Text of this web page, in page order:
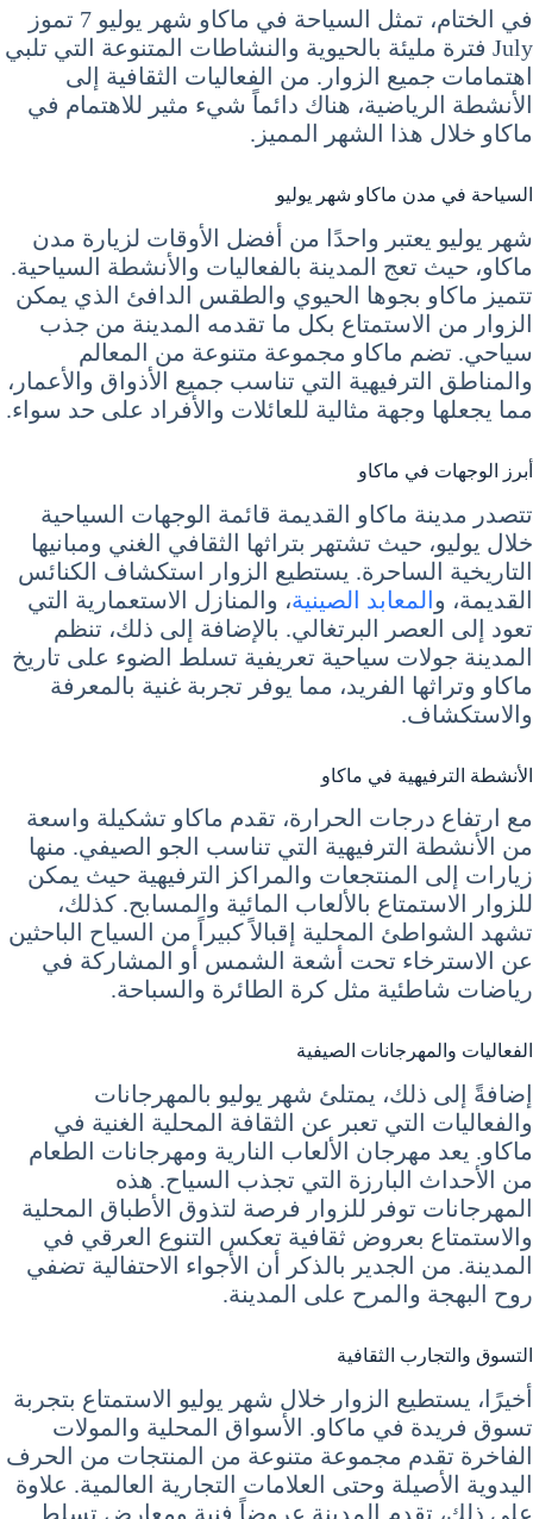
في الختام، تمثل السياحة في ماكاو شهر يوليو 7 تموز
July فترة مليئة بالحيوية والنشاطات المتنوعة التي تلبي
اهتمامات جميع الزوار. من الفعاليات الثقافية إلى
الأنشطة الرياضية، هناك دائماً شيء مثير للاهتمام في
ماكاو خلال هذا الشهر المميز.
السياحة في مدن ماكاو شهر يوليو
شهر يوليو يعتبر واحدًا من أفضل الأوقات لزيارة مدن
ماكاو، حيث تعج المدينة بالفعاليات والأنشطة السياحية.
تتميز ماكاو بجوها الحيوي والطقس الدافئ الذي يمكن
الزوار من الاستمتاع بكل ما تقدمه المدينة من جذب
سياحي. تضم ماكاو مجموعة متنوعة من المعالم
والمناطق الترفيهية التي تناسب جميع الأذواق والأعمار،
مما يجعلها وجهة مثالية للعائلات والأفراد على حد سواء.
أبرز الوجهات في ماكاو
تتصدر مدينة ماكاو القديمة قائمة الوجهات السياحية
خلال يوليو، حيث تشتهر بتراثها الثقافي الغني ومبانيها
التاريخية الساحرة. يستطيع الزوار استكشاف الكنائس
القديمة، والمعابد الصينية، والمنازل الاستعمارية التي
تعود إلى العصر البرتغالي. بالإضافة إلى ذلك، تنظم
المدينة جولات سياحية تعريفية تسلط الضوء على تاريخ
ماكاو وتراثها الفريد، مما يوفر تجربة غنية بالمعرفة
والاستكشاف.
الأنشطة الترفيهية في ماكاو
مع ارتفاع درجات الحرارة، تقدم ماكاو تشكيلة واسعة
من الأنشطة الترفيهية التي تناسب الجو الصيفي. منها
زيارات إلى المنتجعات والمراكز الترفيهية حيث يمكن
للزوار الاستمتاع بالألعاب المائية والمسابح. كذلك،
تشهد الشواطئ المحلية إقبالاً كبيراً من السياح الباحثين
عن الاسترخاء تحت أشعة الشمس أو المشاركة في
رياضات شاطئية مثل كرة الطائرة والسباحة.
الفعاليات والمهرجانات الصيفية
إضافةً إلى ذلك، يمتلئ شهر يوليو بالمهرجانات
والفعاليات التي تعبر عن الثقافة المحلية الغنية في
ماكاو. يعد مهرجان الألعاب النارية ومهرجانات الطعام
من الأحداث البارزة التي تجذب السياح. هذه
المهرجانات توفر للزوار فرصة لتذوق الأطباق المحلية
والاستمتاع بعروض ثقافية تعكس التنوع العرقي في
المدينة. من الجدير بالذكر أن الأجواء الاحتفالية تضفي
روح البهجة والمرح على المدينة.
التسوق والتجارب الثقافية
أخيرًا، يستطيع الزوار خلال شهر يوليو الاستمتاع بتجربة
تسوق فريدة في ماكاو. الأسواق المحلية والمولات
الفاخرة تقدم مجموعة متنوعة من المنتجات من الحرف
اليدوية الأصيلة وحتى العلامات التجارية العالمية. علاوة
على ذلك، تقدم المدينة عروضاً فنية ومعارض تسلط